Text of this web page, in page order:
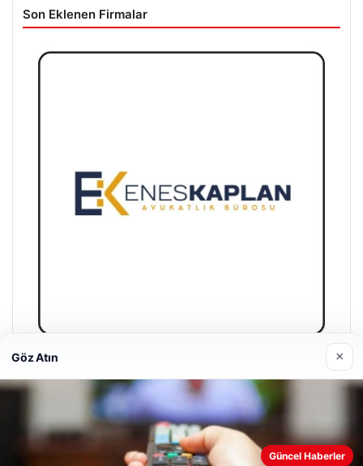
Son Eklenen Firmalar
28/04/2026
Web sitemizi nasıl kullandığınızı daha iyi anlayabilmek,
Göz Atın ×
Güncel Haberler